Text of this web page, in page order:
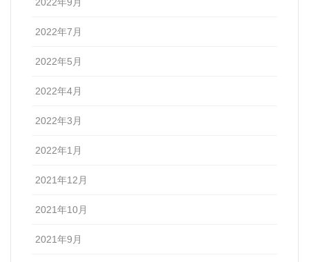
2022年7月
2022年5月
2022年4月
2022年3月
2022年1月
2021年12月
2021年10月
2021年9月